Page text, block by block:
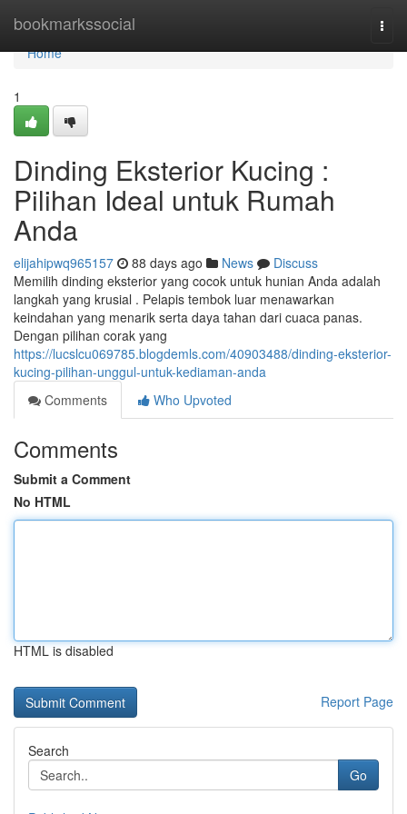
bookmarkssocial
Home
Home
1
Dinding Eksterior Kucing :
Pilihan Ideal untuk Rumah
Anda
elijahipwq965157 88 days ago News
Discuss
Memilih dinding eksterior yang cocok untuk hunian Anda adalah
langkah yang krusial . Pelapis tembok luar menawarkan
keindahan yang menarik serta daya tahan dari cuaca panas.
Dengan pilihan corak yang
https://lucslcu069785.blogdemls.com/40903488/dinding-eksterior-
kucing-pilihan-unggul-untuk-kediaman-anda
Comments
Who Upvoted
Comments
Submit a Comment
No HTML
HTML is disabled
Report Page
Search
Go